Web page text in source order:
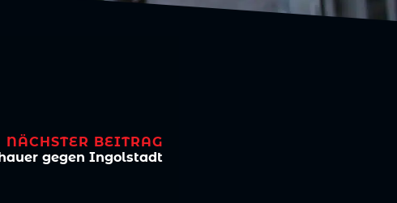
NÄCHSTER BEITRAG
gegen Ingolstadt